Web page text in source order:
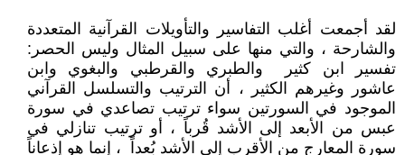
لقد أجمعت أغلب التفاسير والتأويلات القرآنية المتعددة
والشارحة ، والتي منها على سبيل المثال وليس الحصر:
تفسير ابن كثير والطبري والقرطبي والبغوي وابن
عاشور وغيرهم الكثير ، أن الترتيب والتسلسل القرآني
الموجود في السورتين سواء ترتيب تصاعدي في سورة
عبس من الأبعد إلى الأشد قُرباً ، أو ترتيب تنازلي في
سورة المعارج من الأقرب إلى الأشد بُعداً ، إنما هو إذعاناً